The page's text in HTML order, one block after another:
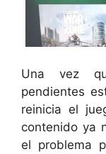
Una vez
pendientes
reinicia el
contenido ya
el problema